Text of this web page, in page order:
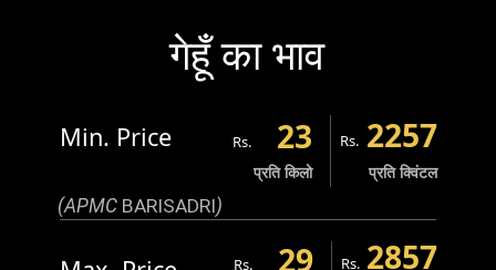
गेहूँ का भाव
29
Rs. 2857
Rs.
प्रति किलो
23
Rs.
प्रति क्विंटल
2257
Rs.
(APMC BARISADRI)
Min. Price